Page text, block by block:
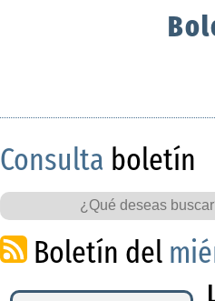
Consulta boletín
Boletín del